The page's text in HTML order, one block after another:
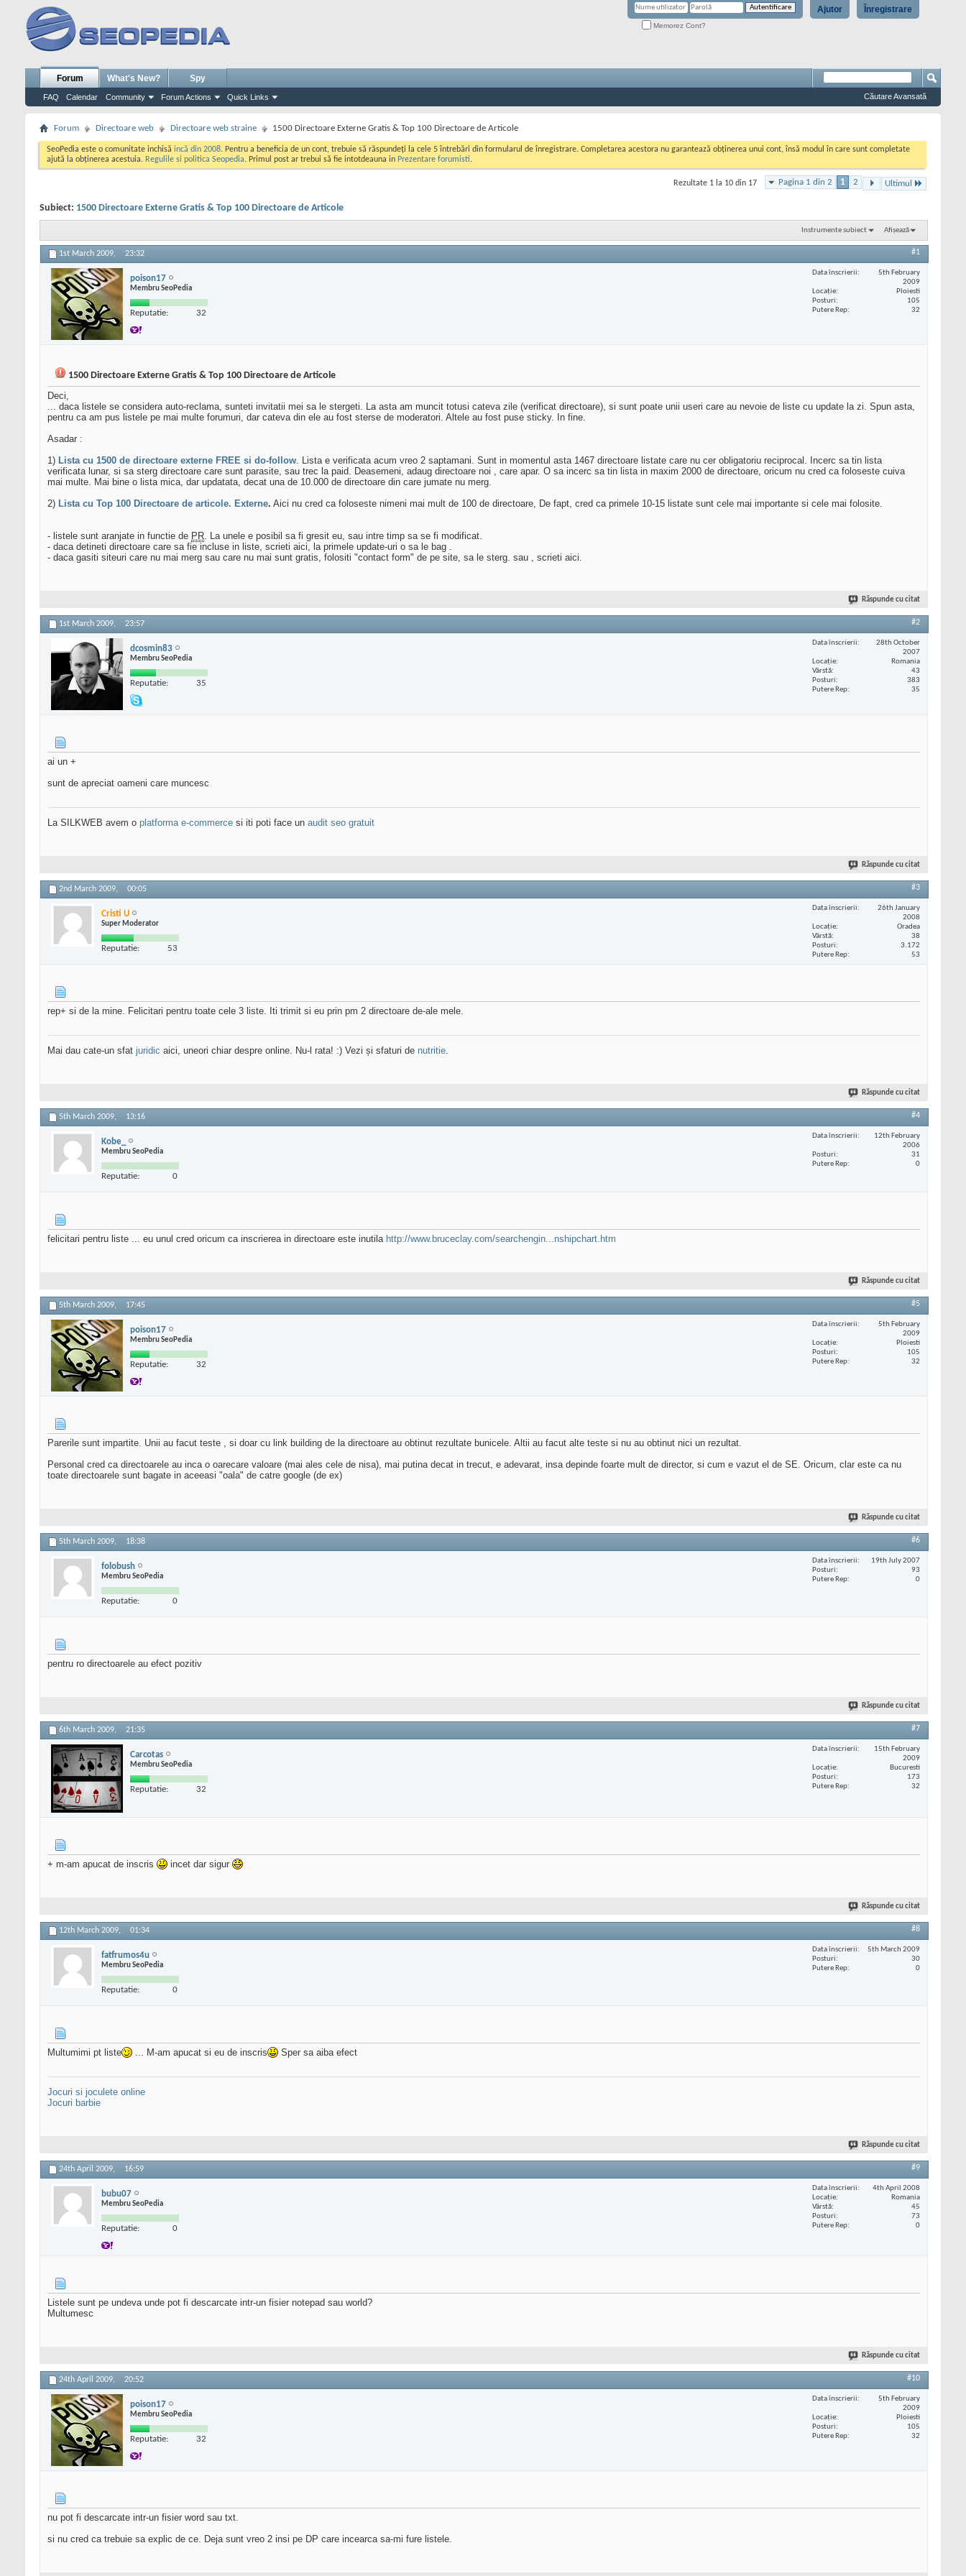
Înregistrare
Ajutor
Memorez Cont?
Forum
FAQ Calendar Community Forum Actions Quick Links
What's New? Spy
Căutare Avansată
Forum Directoare web Directoare web straine 1500 Directoare Externe Gratis & Top 100 Directoare de Articole
SeoPedia este o comunitate inchisă incă din 2008. Pentru a beneficia de un cont, trebuie să răspundeți la cele 5 întrebări din formularul de înregistrare. Completarea acestora nu garantează obținerea unui cont, însă modul în care sunt completate
ajută la obținerea acestuia. Regulile si politica Seopedia. Primul post ar trebui să fie intotdeauna in Prezentare forumisti.
Pagina 1 din 2 1 2 Ultimul
Rezultate 1 la 10 din 17
Subiect: 1500 Directoare Externe Gratis & Top 100 Directoare de Articole
Instrumente subiect Afișează
1st March 2009, 23:32 #1
poison17
Membru SeoPedia
Reputatie: 32
Data înscrierii
5th February
2009
Locaţie
Ploiesti
Posturi
105
Putere Rep
32
1500 Directoare Externe Gratis & Top 100 Directoare de Articole
Deci,
... daca listele se considera auto-reclama, sunteti invitatii mei sa le stergeti. La asta am muncit totusi cateva zile (verificat directoare), si sunt poate unii useri care au nevoie de liste cu update la zi. Spun asta,
pentru ca am pus listele pe mai multe forumuri, dar cateva din ele au fost sterse de moderatori. Altele au fost puse sticky. In fine.
Asadar :
1) Lista cu 1500 de directoare externe FREE si do-follow. Lista e verificata acum vreo 2 saptamani. Sunt in momentul asta 1467 directoare listate care nu cer obligatoriu reciprocal. Incerc sa tin lista
verificata lunar, si sa sterg directoare care sunt parasite, sau trec la paid. Deasemeni, adaug directoare noi , care apar. O sa incerc sa tin lista in maxim 2000 de directoare, oricum nu cred ca foloseste cuiva
mai multe. Mai bine o lista mica, dar updatata, decat una de 10.000 de directoare din care jumate nu merg.
2) Lista cu Top 100 Directoare de articole. Externe. Aici nu cred ca foloseste nimeni mai mult de 100 de directoare, De fapt, cred ca primele 10-15 listate sunt cele mai importante si cele mai folosite.
- listele sunt aranjate in functie de PR. La unele e posibil sa fi gresit eu, sau intre timp sa se fi modificat.
- daca detineti directoare care sa fie incluse in liste, scrieti aici, la primele update-uri o sa le bag .
- daca gasiti siteuri care nu mai merg sau care nu mai sunt gratis, folositi "contact form" de pe site, sa le sterg. sau , scrieti aici.
Răspunde cu citat
1st March 2009, 23:57 #2
dcosmin83
Membru SeoPedia
Reputatie: 35
Data înscrierii
28th October
2007
Locaţie
Romania
Vârstă
43
Posturi
383
Putere Rep
35
ai un +
sunt de apreciat oameni care muncesc
La SILKWEB avem o platforma e-commerce si iti poti face un audit seo gratuit
Răspunde cu citat
2nd March 2009, 00:05 #3
Cristi U
Super Moderator
Reputatie: 53
Data înscrierii
26th January
2008
Locaţie
Oradea
Vârstă
38
Posturi
3.172
Putere Rep
53
rep+ si de la mine. Felicitari pentru toate cele 3 liste. Iti trimit si eu prin pm 2 directoare de-ale mele.
Mai dau cate-un sfat juridic aici, uneori chiar despre online. Nu-l rata! :) Vezi și sfaturi de nutritie.
Răspunde cu citat
5th March 2009, 13:16 #4
Kobe_
Membru SeoPedia
Reputatie: 0
Data înscrierii
12th February
2006
Posturi
31
Putere Rep
0
felicitari pentru liste ... eu unul cred oricum ca inscrierea in directoare este inutila http://www.bruceclay.com/searchengin...nshipchart.htm
Răspunde cu citat
5th March 2009, 17:45 #5
poison17
Membru SeoPedia
Reputatie: 32
Data înscrierii
5th February
2009
Locaţie
Ploiesti
Posturi
105
Putere Rep
32
Parerile sunt impartite. Unii au facut teste , si doar cu link building de la directoare au obtinut rezultate bunicele. Altii au facut alte teste si nu au obtinut nici un rezultat.
Personal cred ca directoarele au inca o oarecare valoare (mai ales cele de nisa), mai putina decat in trecut, e adevarat, insa depinde foarte mult de director, si cum e vazut el de SE. Oricum, clar este ca nu
toate directoarele sunt bagate in aceeasi "oala" de catre google (de ex)
Răspunde cu citat
5th March 2009, 18:38 #6
folobush
Membru SeoPedia
Reputatie: 0
Data înscrierii
19th July 2007
Posturi
93
Putere Rep
0
pentru ro directoarele au efect pozitiv
Răspunde cu citat
6th March 2009, 21:35 #7
Carcotas
Membru SeoPedia
Reputatie: 32
Data înscrierii
15th February
2009
Locaţie
Bucuresti
Posturi
173
Putere Rep
32
+ m-am apucat de inscris incet dar sigur
Răspunde cu citat
12th March 2009, 01:34 #8
fatfrumos4u
Membru SeoPedia
Reputatie: 0
Data înscrierii
5th March 2009
Posturi
30
Putere Rep
0
Multumimi pt liste ... M-am apucat si eu de inscris Sper sa aiba efect
Jocuri si joculete online
Jocuri barbie
Răspunde cu citat
24th April 2009, 16:59 #9
bubu07
Membru SeoPedia
Reputatie: 0
Data înscrierii
4th April 2008
Locaţie
Romania
Vârstă
45
Posturi
73
Putere Rep
0
Listele sunt pe undeva unde pot fi descarcate intr-un fisier notepad sau world?
Multumesc
Răspunde cu citat
24th April 2009, 20:52 #10
poison17
Membru SeoPedia
Reputatie: 32
Data înscrierii
5th February
2009
Locaţie
Ploiesti
Posturi
105
Putere Rep
32
nu pot fi descarcate intr-un fisier word sau txt.
si nu cred ca trebuie sa explic de ce. Deja sunt vreo 2 insi pe DP care incearca sa-mi fure listele.